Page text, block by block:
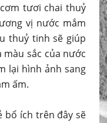
tươi chai thuỷ
vị nước mắm
thuỷ tinh sẽ giúp
sắc của nước
lại hình ảnh sang
ấm.
bổ ích trên đây sẽ